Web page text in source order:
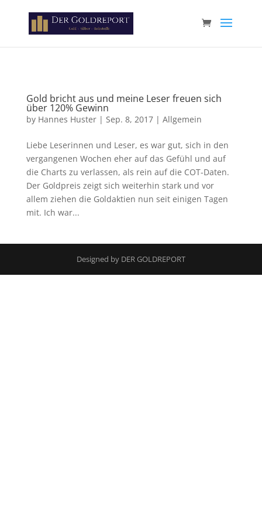
Gold bricht aus und meine Leser freuen sich
über 120% Gewinn
by Hannes Huster| Sep. 8, 2017| Allgemein
Liebe Leserinnen und Leser, es war gut, sich in den
vergangenen Wochen eher auf das Gefühl und auf
die Charts zu verlassen, als rein auf die COT-Daten.
Der Goldpreis zeigt sich weiterhin stark und vor
allem ziehen die Goldaktien nun seit einigen Tagen
mit. Ich war...
Designed by DER GOLDREPORT